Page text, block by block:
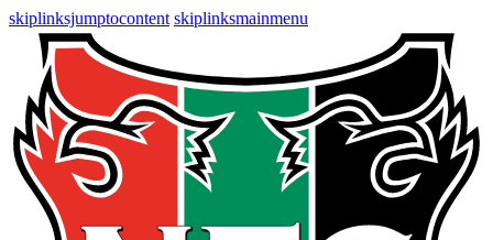
skiplinksjumptocontent skiplinksmainmenu